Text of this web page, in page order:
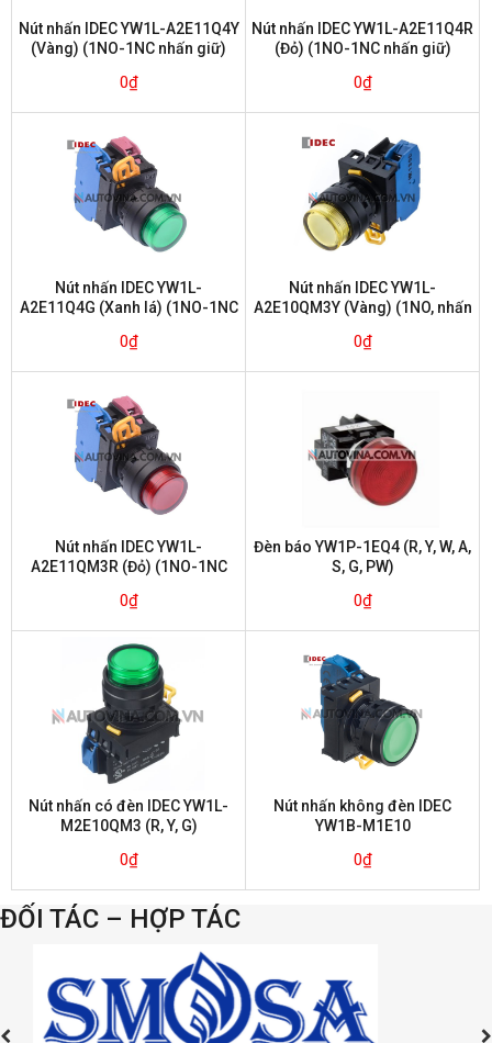
Nút nhấn IDEC YW1L-A2E11Q4Y
(Vàng) (1NO-1NC nhấn giữ)
0₫
Nút nhấn IDEC YW1L-A2E11Q4R
(Đỏ) (1NO-1NC nhấn giữ)
0₫
Nút nhấn IDEC YW1L-
A2E11Q4G (Xanh lá) (1NO-1NC
0₫
Nút nhấn IDEC YW1L-
A2E10QM3Y (Vàng) (1NO, nhấn
0₫
Nút nhấn IDEC YW1L-
A2E11QM3R (Đỏ) (1NO-1NC
0₫
Đèn báo YW1P-1EQ4 (R, Y, W, A,
S, G, PW)
0₫
Nút nhấn có đèn IDEC YW1L-
M2E10QM3 (R, Y, G)
0₫
Nút nhấn không đèn IDEC
YW1B-M1E10
0₫
ĐỐI TÁC – HỢP TÁC